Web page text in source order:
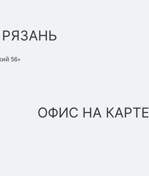
56»
ОФИС НА КАРТЕ